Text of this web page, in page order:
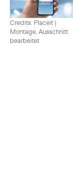
Credits: Placeit |
Montage, Ausschnitt
bearbeitet